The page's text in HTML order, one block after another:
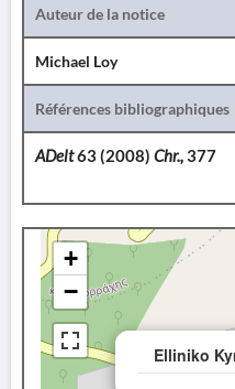
Auteur de la notice
Michael Loy
Références bibliographiques
ADelt63 (2008) Chr.,377
Elliniko
+
−